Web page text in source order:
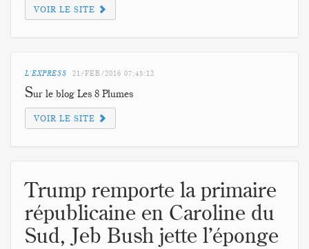
VOIR LE SITE
L'EXPRESS 21/FEB/2016 07:45:12
Sur le blog Les 8 Plumes
VOIR LE SITE
Trump remporte la primaire
républicaine en Caroline du
Sud, Jeb Bush jette l’éponge